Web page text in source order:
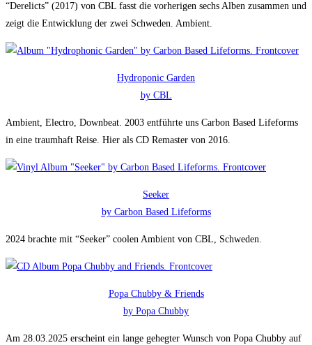
“Derelicts” (2017) von CBL fasst die vorherigen sechs Alben zusammen und
zeigt die Entwicklung der zwei Schweden. Ambient.
Hydroponic Garden
by CBL
Ambient, Electro, Downbeat. 2003 entführte uns Carbon Based Lifeforms
in eine traumhaft Reise. Hier als CD Remaster von 2016.
Seeker
by Carbon Based Lifeforms
2024 brachte mit “Seeker” coolen Ambient von CBL, Schweden.
Popa Chubby & Friends
by Popa Chubby
Am 28.03.2025 erscheint ein lange gehegter Wunsch von Popa Chubby auf